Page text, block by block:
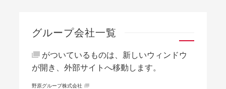
グループ会社一覧
がついているものは、新しいウィンドウ
が開き、外部サイトへ移動します。
野原グループ株式会社